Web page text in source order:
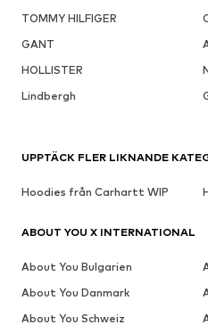
TOMMY HILFIGER
GANT
HOLLISTER
Lindbergh
UPPTÄCK FLER LIKNANDE
Hoodies från Carhartt WIP
ABOUT YOU X INTERNATIONAL
About You Bulgarien
About You Danmark
About You Schweiz